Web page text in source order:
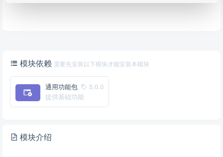
模块依赖 需要先安装以下模块才能安装本模块
5.0.0
通用功能包
提供基础功能
模块介绍